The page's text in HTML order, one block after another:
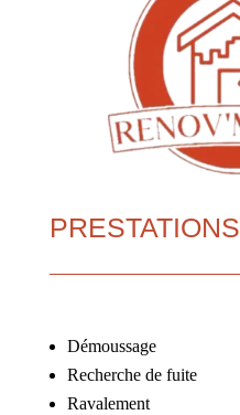
PRESTATIONS
Démoussage
Recherche de fuite
Ravalement